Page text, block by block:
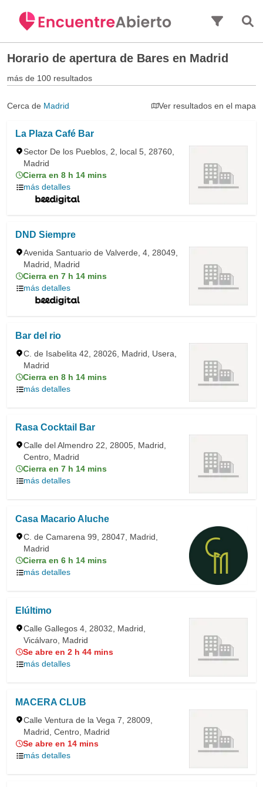
Horario de apertura de Bares en Madrid
más de 100 resultados
Cerca de Madrid Ver resultados en el mapa
La Plaza Café Bar
Sector De los Pueblos, 2, local 5, 28760,
Madrid
Cierra en 8 h 14 mins
más detalles
DND Siempre
Avenida Santuario de Valverde, 4, 28049,
Madrid, Madrid
Cierra en 7 h 14 mins
más detalles
Bar del rio
C. de Isabelita 42, 28026, Madrid, Usera,
Madrid
Cierra en 8 h 14 mins
más detalles
Rasa Cocktail Bar
Calle del Almendro 22, 28005, Madrid,
Centro, Madrid
Cierra en 7 h 14 mins
más detalles
Casa Macario Aluche
C. de Camarena 99, 28047, Madrid,
Madrid
Cierra en 6 h 14 mins
más detalles
Elúltimo
Calle Gallegos 4, 28032, Madrid,
Vicálvaro, Madrid
Se abre en 2 h 44 mins
más detalles
MACERA CLUB
Calle Ventura de la Vega 7, 28009,
Madrid, Centro, Madrid
Se abre en 14 mins
más detalles